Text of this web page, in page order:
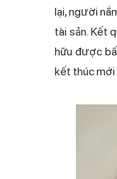
lại, người
tài sản. Kết
hữu được
kết thúc mới